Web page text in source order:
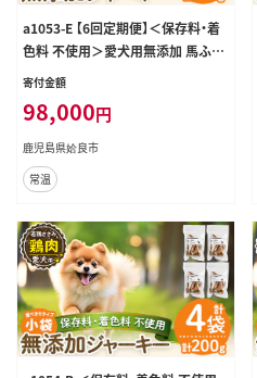
a1053-E 【6回定期便】＜保存料・着
色料 不使用＞愛犬用無添加 馬ふわ
ふわジャーキー6袋×6回(1袋50g・
市 馬 ジャーキー 犬 ドッグ ペット フ
ード エサ おやつ ごはん 間食 ご褒美
ペット関係
寄付金額
98,000円
鹿児島県姶良市
常温